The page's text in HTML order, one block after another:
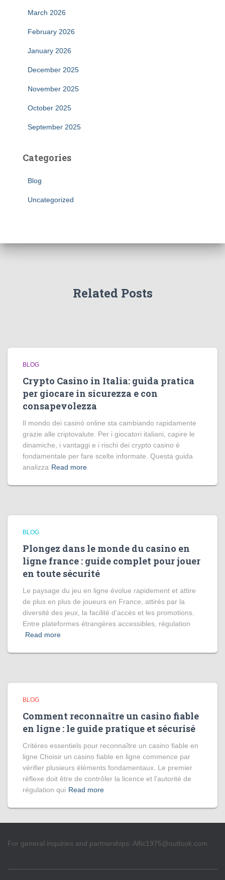
March 2026
February 2026
January 2026
December 2025
November 2025
October 2025
September 2025
Categories
Blog
Uncategorized
Related Posts
BLOG
Crypto Casino in Italia: guida pratica
per giocare in sicurezza e con
consapevolezza
Il mondo dei casinò online sta cambiando rapidamente
grazie alle criptovalute. Per i giocatori italiani, capire le
dinamiche, i vantaggi e i rischi dei crypto casino è
fondamentale per fare scelte informate. Questa guida
analizza Read more
BLOG
Plongez dans le monde du casino en
ligne france : guide complet pour jouer
en toute sécurité
Le paysage du jeu en ligne évolue rapidement et attire
de plus en plus de joueurs en France, attirés par la
diversité des jeux, la facilité d’accès et les promotions.
Entre plateformes étrangères accessibles, régulation
Read more
BLOG
Comment reconnaître un casino fiable
en ligne : le guide pratique et sécurisé
Critères essentiels pour reconnaître un casino fiable en
ligne Choisir un casino fiable en ligne commence par
vérifier plusieurs éléments fondamentaux. Le premier
réflexe doit être de contrôler la licence et l’autorité de
régulation qui Read more
For general inquiries and partnerships: Alfic1975@outlook.com